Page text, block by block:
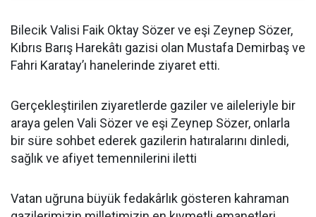
Bilecik Valisi Faik Oktay Sözer ve eşi Zeynep Sözer,
Kıbrıs Barış Harekâtı gazisi olan Mustafa Demirbaş ve
Fahri Karatay’ı hanelerinde ziyaret etti.
Gerçekleştirilen ziyaretlerde gaziler ve aileleriyle bir
araya gelen Vali Sözer ve eşi Zeynep Sözer, onlarla
bir süre sohbet ederek gazilerin hatıralarını dinledi,
sağlık ve afiyet temennilerini iletti
Vatan uğruna büyük fedakârlık gösteren kahraman